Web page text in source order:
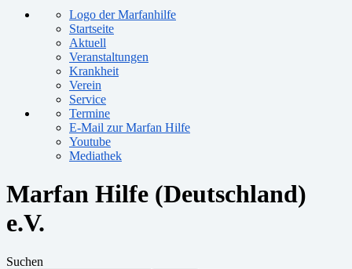
Logo der Marfanhilfe
Startseite
Aktuell
Veranstaltungen
Krankheit
Verein
Service
Termine
E-Mail zur Marfan Hilfe
Youtube
Mediathek
Marfan Hilfe (Deutschland)
e.V.
Suchen